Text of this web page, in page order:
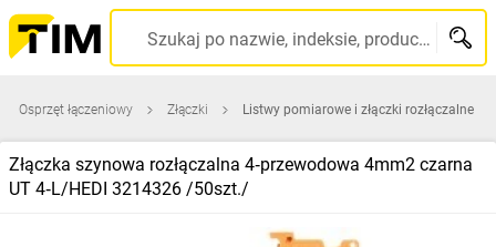
Szukaj po nazwie, indeksie, producencie, kodzie kreskowym...
Osprzęt łączeniowy Złączki Listwy pomiarowe i złączki rozłączalne
Złączka szynowa rozłączalna 4‑przewodowa 4mm2 czarna
UT 4‑L/HEDI 3214326 /50szt./